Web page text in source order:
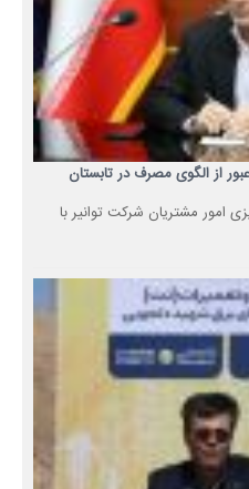
از الگوی مصرف در تابستان
امور مشتریان شرکت توانیر با